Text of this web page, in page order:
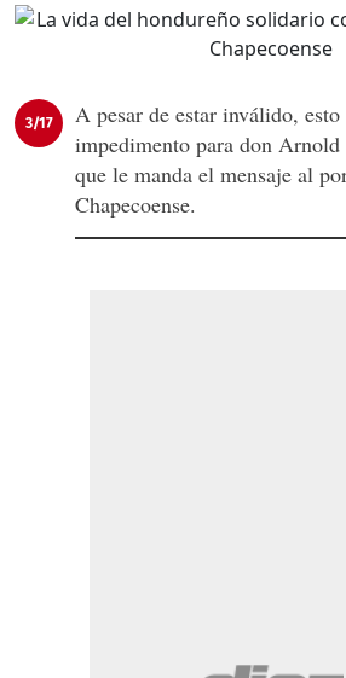
3/17
A pesar de estar inválido, esto
impedimento para don Arnold
que le manda el mensaje al
Chapecoense.